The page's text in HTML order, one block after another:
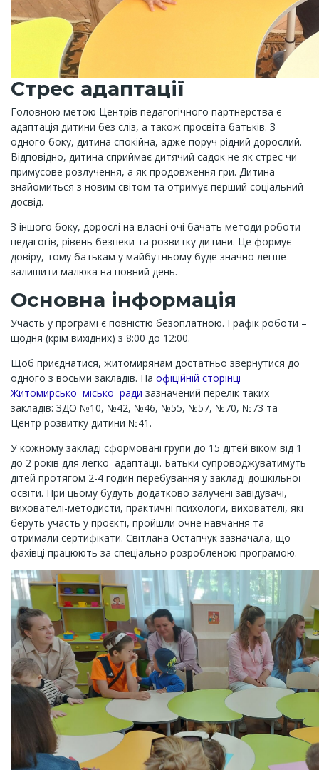
Стрес адаптації
Головною метою Центрів педагогічного партнерства є
адаптація дитини без сліз, а також просвіта батьків. З
одного боку, дитина спокійна, адже поруч рідний дорослий.
Відповідно, дитина сприймає дитячий садок не як стрес чи
примусове розлучення, а як продовження гри. Дитина
знайомиться з новим світом та отримує перший соціальний
досвід.
З іншого боку, дорослі на власні очі бачать методи роботи
педагогів, рівень безпеки та розвитку дитини. Це формує
довіру, тому батькам у майбутньому буде значно легше
залишити малюка на повний день.
Основна інформація
Участь у програмі є повністю безоплатною. Графік роботи –
щодня (крім вихідних) з 8:00 до 12:00.
Щоб приєднатися, житомирянам достатньо звернутися до
одного з восьми закладів. На офіційній сторінці
Житомирської міської ради зазначений перелік таких
закладів: ЗДО №10, №42, №46, №55, №57, №70, №73 та
Центр розвитку дитини №41.
У кожному закладі сформовані групи до 15 дітей віком від 1
до 2 років для легкої адаптації. Батьки супроводжуватимуть
дітей протягом 2-4 годин перебування у закладі дошкільної
освіти. При цьому будуть додатково залучені завідувачі,
вихователі-методисти, практичні психологи, вихователі, які
беруть участь у проєкті, пройшли очне навчання та
отримали сертифікати. Світлана Остапчук зазначала, що
фахівці працюють за спеціально розробленою програмою.